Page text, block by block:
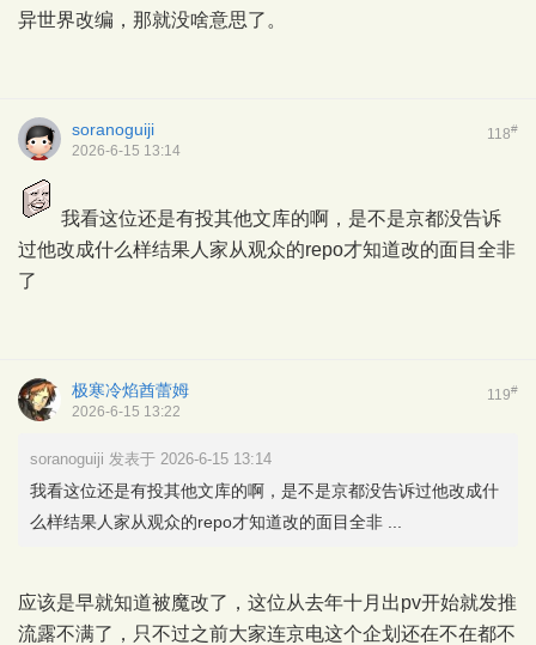
异世界改编，那就没啥意思了。
118#
soranoguiji
2026-6-15 13:14
我看这位还是有投其他文库的啊，是不是京都没告诉
过他改成什么样结果人家从观众的repo才知道改的面目全非
了
119#
极寒冷焰酋蕾姆
2026-6-15 13:22
soranoguiji 发表于 2026-6-15 13:14
我看这位还是有投其他文库的啊，是不是京都没告诉过他改成什
么样结果人家从观众的repo才知道改的面目全非 ...
应该是早就知道被魔改了，这位从去年十月出pv开始就发推
流露不满了，只不过之前大家连京电这个企划还在不在都不